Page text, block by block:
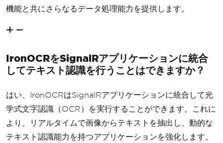
機能と共にさらなるデータ処理能力を提供します。
IronOCRをSignalRアプリケーションに統合
してテキスト認識を行うことはできますか？
はい、IronOCRはSignalRアプリケーションに統合して光
学式文字認識（OCR）を実行することができます。これに
より、リアルタイムで画像からテキストを抽出し、動的な
テキスト認識能力を持つアプリケーションを強化します。